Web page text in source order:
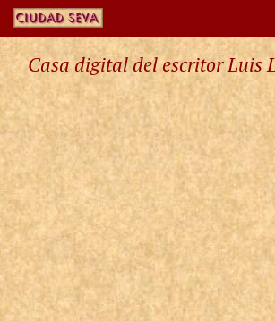
Casa digital del escritor Luis